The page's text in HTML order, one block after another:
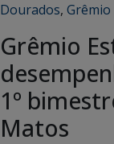
Dourados,
Grêmio
1º
Matos